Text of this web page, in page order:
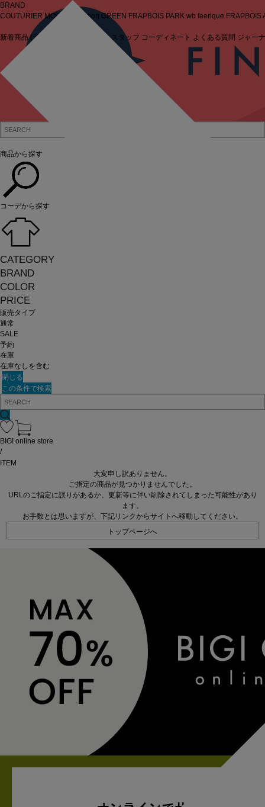
商品から探す
コーデから探す
CATEGORY
BRAND
COLOR
PRICE
販売タイプ
通常
SALE
予約
在庫
在庫なしを含む
閉じる
この条件で検索
BRAND
COUTURIER MOGA Collection GREEN FRAPBOIS PARK wb feerique FRAPBOIS
新着商品 (ライブ) セール スタッフ コーディネート よくある質問 ジャー
BIGI online store
/
ITEM
大変申し訳ありません。
ご指定の商品が見つかりませんでした。
URLのご指定に誤りがあるか、更新等に伴い削除されてしまった可能性があり
ます。
お手数とは思いますが、下記リンクからサイトへ移動してください。
トップページへ